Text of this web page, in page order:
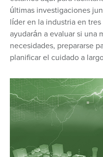
últimas investigaciones
líder en la industria en
ayudarán a evaluar si una
necesidades, prepararse
planificar el cuidado a